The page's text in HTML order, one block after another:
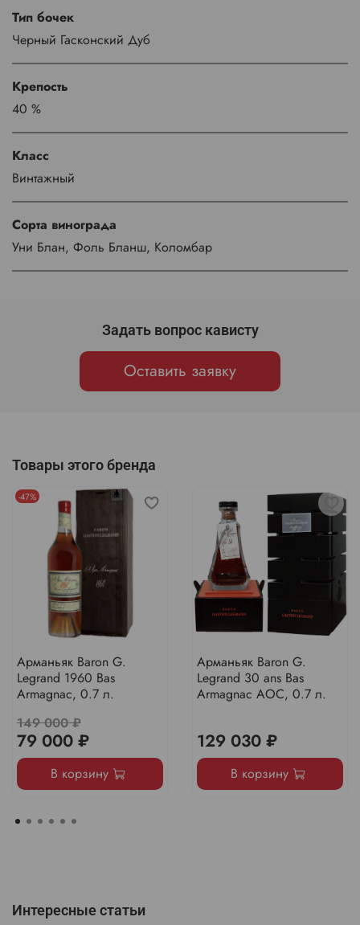
Тип бочек
Черный Гасконский Дуб
Крепость
40 %
Класс
Винтажный
Сорта винограда
Уни Блан, Фоль Бланш, Коломбар
Задать вопрос кависту
Оставить заявку
Товары этого бренда
-47%
Арманьяк Baron G.
Legrand 1960 Bas
Armagnac, 0.7 л.
149 000 ₽
79 000 ₽
В корзину
Арманьяк Baron G.
Legrand 30 ans Bas
Armagnac AOC, 0.7 л.
129 030 ₽
В корзину
Интересные статьи